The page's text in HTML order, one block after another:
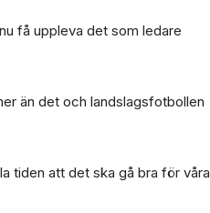
få uppleva det som ledare
än det och landslagsfotbollen
tiden att det ska gå bra för våra